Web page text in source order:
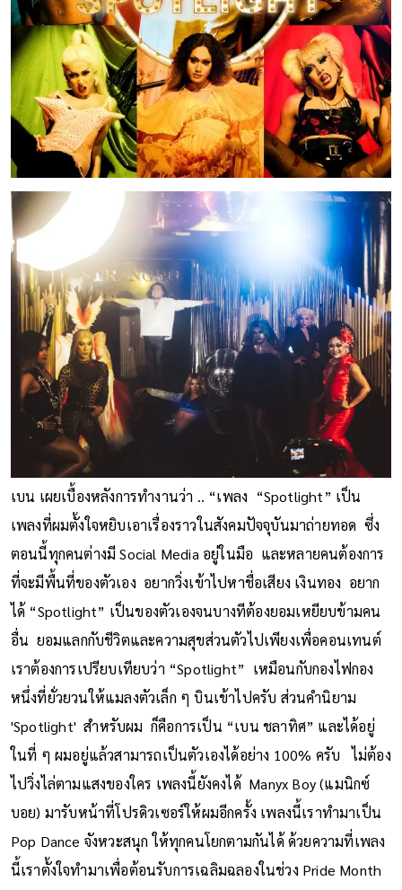
เบน เผยเบื้องหลังการทำงานว่า .. “เพลง “Spotlight” เป็น
เพลงที่ผมตั้งใจหยิบเอาเรื่องราวในสังคมปัจจุบันมาถ่ายทอด ซึ่ง
ตอนนี้ทุกคนต่างมี Social Media อยู่ในมือ และหลายคนต้องการ
ที่จะมีพื้นที่ของตัวเอง อยากวิ่งเข้าไปหาชื่อเสียง เงินทอง อยาก
ได้ “Spotlight” เป็นของตัวเองจนบางทีต้องยอมเหยียบข้ามคน
อื่น ยอมแลกกับชีวิตและความสุขส่วนตัวไปเพียงเพื่อคอนเทนต์
เราต้องการเปรียบเทียบว่า “Spotlight” เหมือนกับกองไฟกอง
หนึ่งที่ยั่วยวนให้แมลงตัวเล็ก ๆ บินเข้าไปครับ ส่วนคำนิยาม
'Spotlight' สำหรับผม ก็คือการเป็น “เบน ชลาทิศ” และได้อยู่
ในที่ ๆ ผมอยู่แล้วสามารถเป็นตัวเองได้อย่าง 100% ครับ ไม่ต้อง
ไปวิ่งไล่ตามแสงของใคร เพลงนี้ยังคงได้ Manyx Boy (แมนิกซ์
บอย) มารับหน้าที่โปรดิวเซอร์ให้ผมอีกครั้ง เพลงนี้เราทำมาเป็น
Pop Dance จังหวะสนุก ให้ทุกคนโยกตามกันได้ ด้วยความที่เพลง
นี้เราตั้งใจทำมาเพื่อต้อนรับการเฉลิมฉลองในช่วง Pride Month